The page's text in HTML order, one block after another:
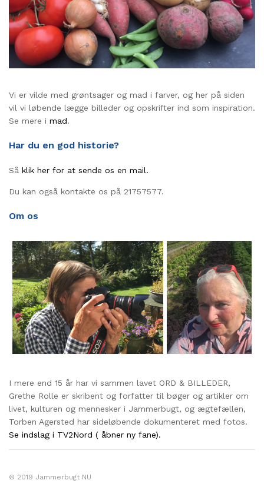
Vi er vilde med grøntsager og mad i farver, og her på siden
vil vi løbende lægge billeder og opskrifter ind som inspiration.
Se mere i mad.
Har du en god historie?
Så klik her for at sende os en mail.
Du kan også kontakte os på 21757577.
Om os
I mere end 15 år har vi sammen lavet ORD & BILLEDER,
Grethe Rolle er skribent og forfatter til bøger og artikler om
livet, kulturen og mennesker i Jammerbugt, og ægtefællen,
Torben Agersted har sideløbende dokumenteret med fotos.
Se indslag i TV2Nord ( åbner ny fane).
© 2019 Jammerbugt NU